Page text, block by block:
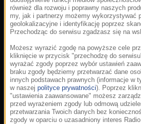
również dla rozwoju i poprawny naszych
my, jak i partnerzy możemy wykorzystywać
geolokalizacyjne i identyfikację poprzez
Przechodząc do serwisu zgadzasz się na
Możesz wyrazić zgodę na powyższe cele
kliknięcie w przycisk "przechodzę do
wyrażać zgody poprzez wybór ustawień
braku zgody będziemy przetwarzać dane
innych podstawach prawnych (informacje w
w naszej polityce prywatności). Poprzez
"ustawienia zaawansowane" możesz
przed wyrażeniem zgody lub odmową
przetwarzania Twoich danych bez
zgody w oparciu o uzasadniony interes